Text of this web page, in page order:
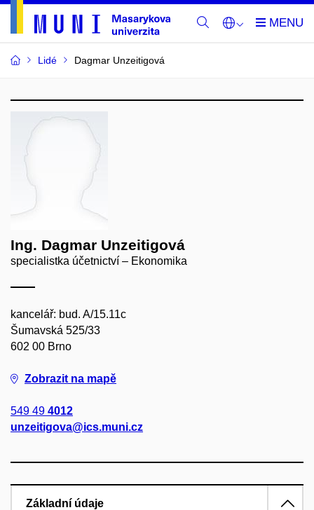
Lidé Dagmar Unzeitigová
Ing. Dagmar Unzeitigová
specialistka účetnictví – Ekonomika
kancelář: bud. A/15.11c
Šumavská 525/33
602 00 Brno
Zobrazit na mapě
549 49 4012
unzeitigova@ics.muni.cz
Základní údaje